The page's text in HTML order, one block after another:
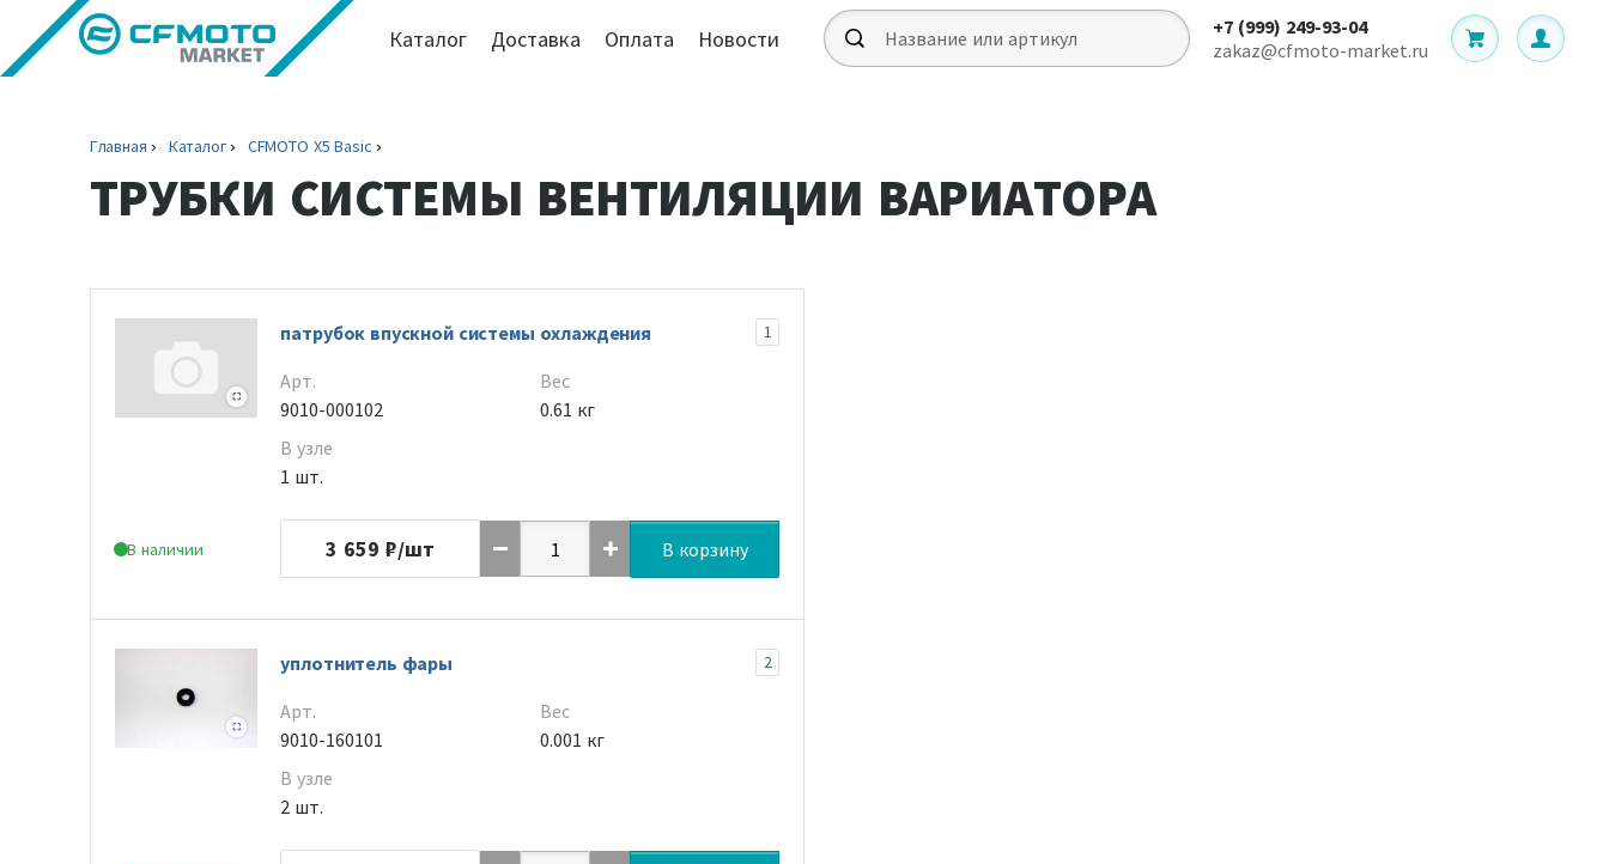
Каталог Доставка Оплата Новости
+7 (999) 249-93-04
zakaz@cfmoto-market.ru
Главная Каталог CFMOTO X5 Basic
ТРУБКИ СИСТЕМЫ ВЕНТИЛЯЦИИ ВАРИАТОРА
В наличии
патрубок впускной системы охлаждения 1
Арт.
9010-000102
В узле
1 шт.
Вес
0.61 кг
3 659 ₽/шт В корзину
уплотнитель фары 2
Арт.
9010-160101
В узле
2 шт.
Вес
0.001 кг